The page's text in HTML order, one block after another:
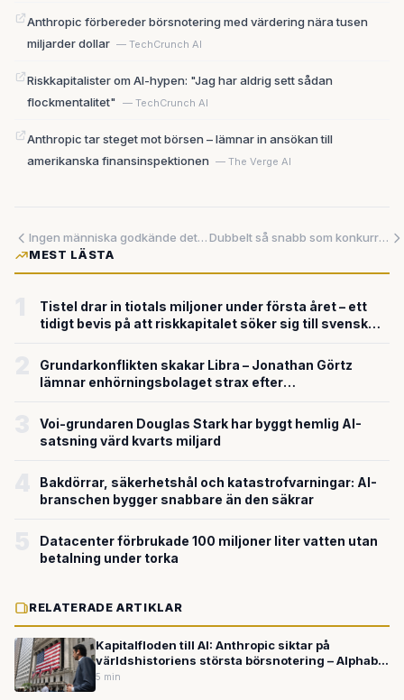
Anthropic förbereder börsnotering med värdering nära tusen
miljarder dollar — TechCrunch AI
Riskkapitalister om AI-hypen: "Jag har aldrig sett sådan
flockmentalitet"
— TechCrunch AI
Anthropic tar steget mot börsen – lämnar in ansökan till
amerikanska finansinspektionen — The Verge AI
Ingen människa godkände det – vem bär skulden när AI:n bestämmer själv?
Dubbelt så snabb som konkurrenterna – JetBrains släpper fri AI-modell för utvecklare
MEST LÄSTA
Tistel drar in tiotals miljoner under första året – ett
tidigt bevis på att riskkapitalet söker sig till svensk
Grundarkonflikten skakar Libra – Jonathan Görtz
lämnar enhörningsbolaget strax efter
Voi-grundaren Douglas Stark har byggt hemlig AI-
satsning värd kvarts miljard
Bakdörrar, säkerhetshål och katastrofvarningar: AI-
branschen bygger snabbare än den säkrar
Datacenter förbrukade 100 miljoner liter vatten utan
betalning under torka
RELATERADE ARTIKLAR
Kapitalfloden till AI: Anthropic siktar på
världshistoriens största börsnotering – Alphabet
planerar hämta in 640 miljarder
5 min